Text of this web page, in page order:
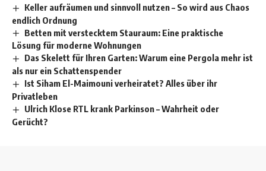
Keller aufräumen und sinnvoll nutzen – So wird aus Chaos
endlich Ordnung
Betten mit verstecktem Stauraum: Eine praktische
Lösung für moderne Wohnungen
Das Skelett für Ihren Garten: Warum eine Pergola mehr ist
als nur ein Schattenspender
Ist Siham El-Maimouni verheiratet? Alles über ihr
Privatleben
Ulrich Klose RTL krank Parkinson – Wahrheit oder
Gerücht?